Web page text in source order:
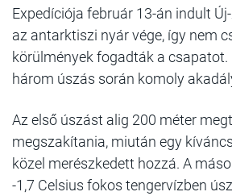
Expedíciója február 13-án indult
az antarktiszi nyár vége, így nem
körülmények fogadták a csapatot.
három úszás során komoly
Az első úszást alig 200 méter
megszakítania, miután egy
közel merészkedett hozzá. A
-1,7 Celsius fokos tengervízben